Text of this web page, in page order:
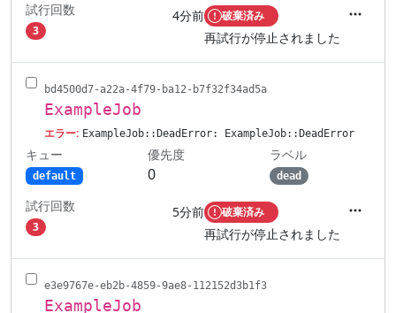
試行回数
3
4分前 破棄済み
再試行が停止されました
bd4500d7-a22a-4f79-ba12-b7f32f34ad5a
ExampleJob
エラー: ExampleJob::DeadError: ExampleJob::DeadError
キュー
default
優先度
0
ラベル
dead
試行回数
3
5分前 破棄済み
再試行が停止されました
e3e9767e-eb2b-4859-9ae8-112152d3b1f3
ExampleJob